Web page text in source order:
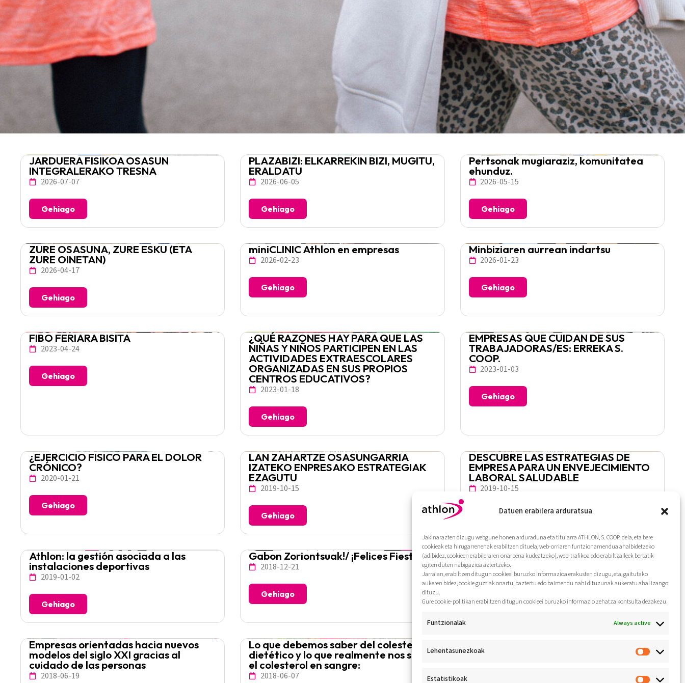
Datuen erabilera arduratsua
Jakinarazten dizugu webgune honen arduraduna eta titularra ATHLON, S. COOP. dela, eta bere
cookieak eta hirugarrenenak erabiltzen dituela, web-orriaren funtzionamendua ahalbidetzeko
(adibidez, cookieen erabileraren onarpena kudeatzeko), web-trafikoa edo erabiltzaileek bertatik
egiten duten nabigazioa aztertzeko.
Jarraian, erabiltzen ditugun cookieei buruzko informazioa erakusten dizugu, eta, gaitutako
aukeren bidez, cookie guztiak onartu, baztertu edo baimendu nahi dituzunak aukeratu ahal izango
dituzu.
Gure cookie-politikan erabiltzen ditugun cookieei buruzko informazio zehatza kontsulta dezakezu.
Funtzionalak Always active
Lehentasunezkoak
Estatistikoak
JARDUERA FISIKOA OSASUN
INTEGRALERAKO TRESNA
2026-07-07
Gehiago
PLAZABIZI: ELKARREKIN BIZI, MUGITU,
ERALDATU
2026-06-05
Gehiago
Pertsonak mugiaraziz, komunitatea
ehunduz.
2026-05-15
Gehiago
ZURE OSASUNA, ZURE ESKU (ETA
ZURE OINETAN)
2026-04-17
Gehiago
miniCLINIC Athlon en empresas
2026-02-23
Gehiago
Minbiziaren aurrean indartsu
2026-01-23
Gehiago
FIBO FERIARA BISITA
2023-04-24
Gehiago
¿QUÉ RAZONES HAY PARA QUE LAS
NIÑAS Y NIÑOS PARTICIPEN EN LAS
ACTIVIDADES EXTRAESCOLARES
ORGANIZADAS EN SUS PROPIOS
CENTROS EDUCATIVOS?
2023-01-18
Gehiago
EMPRESAS QUE CUIDAN DE SUS
TRABAJADORAS/ES: ERREKA S.
COOP.
2023-01-03
Gehiago
¿EJERCICIO FISICO PARA EL DOLOR
CRÓNICO?
2020-01-21
Gehiago
LAN ZAHARTZE OSASUNGARRIA
IZATEKO ENPRESAKO ESTRATEGIAK
EZAGUTU
2019-10-15
Gehiago
DESCUBRE LAS ESTRATEGIAS DE
EMPRESA PARA UN ENVEJECIMIENTO
LABORAL SALUDABLE
2019-10-15
Gehiago
Athlon: la gestión asociada a las
instalaciones deportivas
2019-01-02
Gehiago
Gabon Zoriontsuak!/ ¡Felices Fiestas!
2018-12-21
Gehiago
EMPRESA SALUDABLE
2018-11-09
Empresas orientadas hacia nuevos
modelos del siglo XXI gracias al
cuidado de las personas
2018-06-19
Lo que debemos saber del colesterol
dietético y lo que realmente nos sube
el colesterol en sangre:
2018-06-07
¡HOY LO CELEBRAMOS!